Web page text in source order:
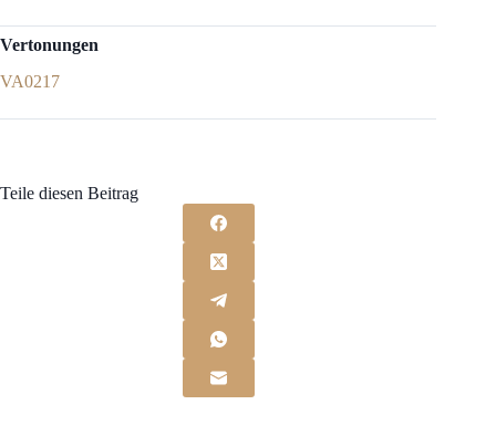
Vertonungen
VA0217
Teile diesen Beitrag